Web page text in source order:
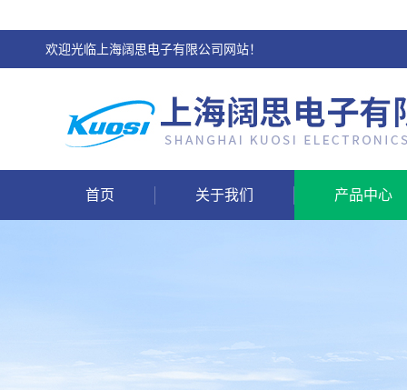
欢迎光临上海阔思电子有限公司网站！
首页 关于我们 产品中心